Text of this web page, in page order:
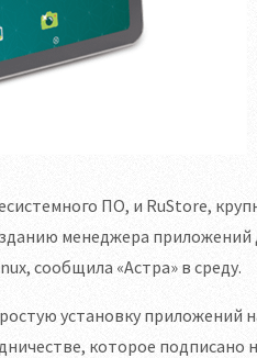
ПО, и RuStore,
менеджера приложений
сообщила «Астра» в среду.
установку приложений
которое